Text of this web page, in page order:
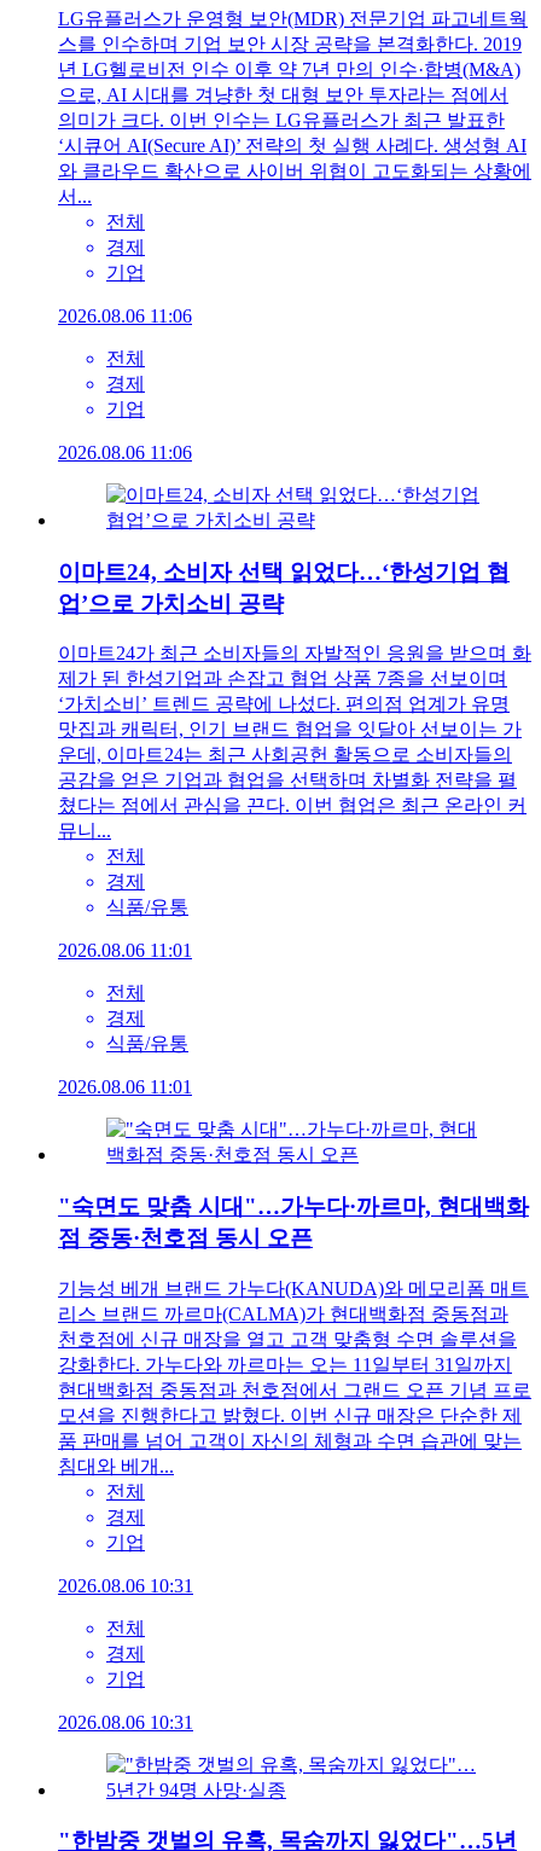
LG유플러스가 운영형 보안(MDR) 전문기업 파고네트웍
스를 인수하며 기업 보안 시장 공략을 본격화한다. 2019
년 LG헬로비전 인수 이후 약 7년 만의 인수·합병(M&A)
으로, AI 시대를 겨냥한 첫 대형 보안 투자라는 점에서
의미가 크다. 이번 인수는 LG유플러스가 최근 발표한
‘시큐어 AI(Secure AI)’ 전략의 첫 실행 사례다. 생성형 AI
와 클라우드 확산으로 사이버 위협이 고도화되는 상황에
서...
전체
경제
기업
2026.08.06 11:06
전체
경제
기업
2026.08.06 11:06
이마트24, 소비자 선택 읽었다…‘한성기업 협
업’으로 가치소비 공략
이마트24가 최근 소비자들의 자발적인 응원을 받으며 화
제가 된 한성기업과 손잡고 협업 상품 7종을 선보이며
‘가치소비’ 트렌드 공략에 나섰다. 편의점 업계가 유명
맛집과 캐릭터, 인기 브랜드 협업을 잇달아 선보이는 가
운데, 이마트24는 최근 사회공헌 활동으로 소비자들의
공감을 얻은 기업과 협업을 선택하며 차별화 전략을 펼
쳤다는 점에서 관심을 끈다. 이번 협업은 최근 온라인 커
뮤니...
전체
경제
식품/유통
2026.08.06 11:01
전체
경제
식품/유통
2026.08.06 11:01
"숙면도 맞춤 시대"…가누다·까르마, 현대백화
점 중동·천호점 동시 오픈
기능성 베개 브랜드 가누다(KANUDA)와 메모리폼 매트
리스 브랜드 까르마(CALMA)가 현대백화점 중동점과
천호점에 신규 매장을 열고 고객 맞춤형 수면 솔루션을
강화한다. 가누다와 까르마는 오는 11일부터 31일까지
현대백화점 중동점과 천호점에서 그랜드 오픈 기념 프로
모션을 진행한다고 밝혔다. 이번 신규 매장은 단순한 제
품 판매를 넘어 고객이 자신의 체형과 수면 습관에 맞는
침대와 베개...
전체
경제
기업
2026.08.06 10:31
전체
경제
기업
2026.08.06 10:31
"한밤중 갯벌의 유혹, 목숨까지 잃었다"…5년